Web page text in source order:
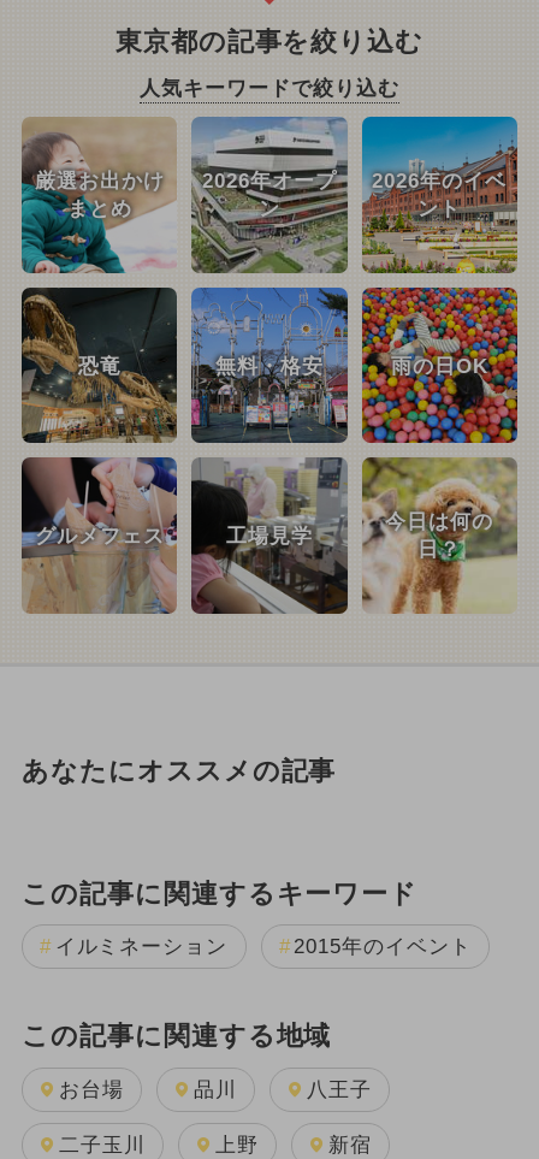
東京都の記事を絞り込む
人気キーワードで絞り込む
厳選お出かけ
まとめ
2026年オープ
ン
2026年のイベ
ント
恐竜 無料・格安 雨の日OK
グルメフェス 工場見学
今日は何の
日？
あなたにオススメの記事
この記事に関連するキーワード
イルミネーション 2015年のイベント
この記事に関連する地域
お台場 品川 八王子
二子玉川 上野 新宿